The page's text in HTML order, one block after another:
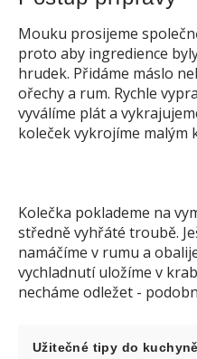
Mouku prosijeme
proto aby ingredience
hrudek. Přidáme máslo
ořechy a rum. Rychle
vyválíme plát a
koleček vykrojíme malým
Kolečka poklademe na
středně vyhřáté troubě.
namáčíme v rumu a
vychladnutí uložíme v
necháme odležet -
Užitečné tipy do kuchyně